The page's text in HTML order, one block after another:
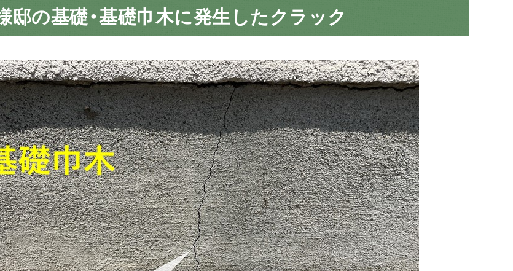
邸の基礎・基礎巾木に発生したクラック